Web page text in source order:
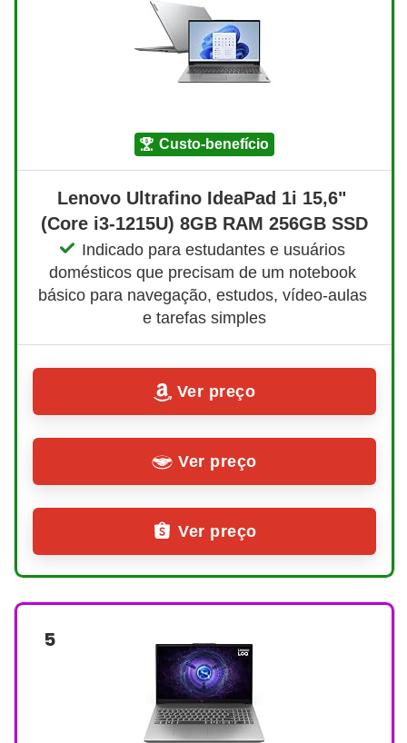
custo-benefício
Lenovo Ultrafino IdeaPad 1i 15,6"
(Core i3-1215U) 8GB RAM 256GB SSD
Indicado para estudantes e usuários
domésticos que precisam de um notebook
básico para navegação, estudos, vídeo-aulas
e tarefas simples
Ver preço
Ver preço
Ver preço
5